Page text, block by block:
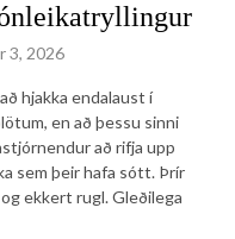
3, 2026
hjakka endalaust í
en að þessu sinni
að rifja upp
sem þeir hafa sótt. Þrír
ekkert rugl. Gleðilega